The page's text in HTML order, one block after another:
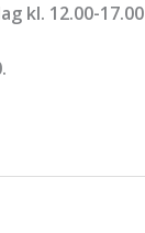
kl. 12.00-17.00